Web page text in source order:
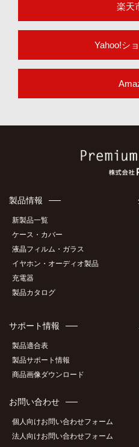
楽天
Yahoo!シ
製品情報
新製品一覧
ケース・カバー
液晶フィルム・ガラス
イヤホン・オーディオ製品
充電器
製品カタログ
サポート情報
製品適合表
製品サポート情報
商品画像ダウンロード
お問い合わせ
個人向けお問い合わせフォーム
法人向けお問い合わせフォーム